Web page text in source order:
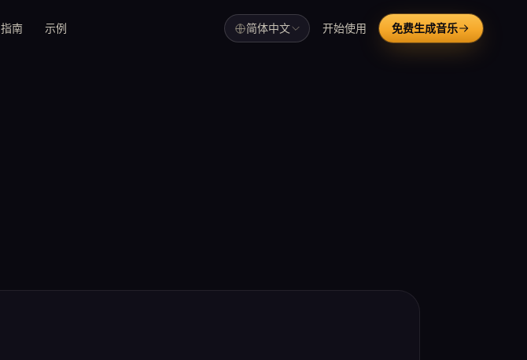
指南 示例 简体中文 开始使用 免费生成音乐